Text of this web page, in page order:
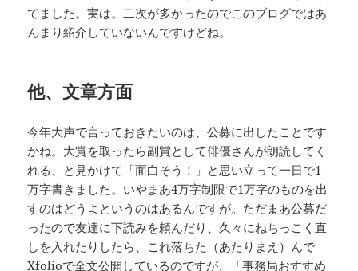
てました。実は。二次が多かったのでこのブログではあ
んまり紹介していないんですけどね。
他、文章方面
今年大声で言っておきたいのは、公募に出したことです
かね。大賞を取ったら副賞として俳優さんが朗読してく
れる、と見かけて「面白そう！」と思い立って一日で1
万字書きました。いやまあ4万字制限で1万字のものを出
すのはどうよというのはあるんですが。ただまあ公募だ
ったので友達に下読みを頼んだり、久々にねちっこく直
しを入れたりしたら、これ落ちた（あたりまえ）んで
Xfolioで全文公開しているのですが、「事務局おすすめ